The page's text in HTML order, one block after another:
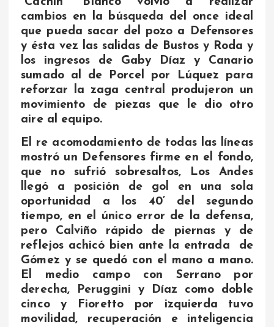
cambios en la búsqueda del once ideal
que pueda sacar del pozo a Defensores
y ésta vez las salidas de Bustos y Roda y
los ingresos de Gaby Díaz y Canario
sumado al de Porcel por Lúquez para
reforzar la zaga central produjeron un
movimiento de piezas que le dio otro
aire al equipo.
El re acomodamiento de todas las líneas
mostró un Defensores firme en el fondo,
que no sufrió sobresaltos, Los Andes
llegó a posición de gol en una sola
oportunidad a los 40’ del segundo
tiempo, en el único error de la defensa,
pero Calviño rápido de piernas y de
reflejos achicó bien ante la entrada de
Gómez y se quedó con el mano a mano.
El medio campo con Serrano por
derecha, Peruggini y Díaz como doble
cinco y Fioretto por izquierda tuvo
movilidad, recuperación e inteligencia